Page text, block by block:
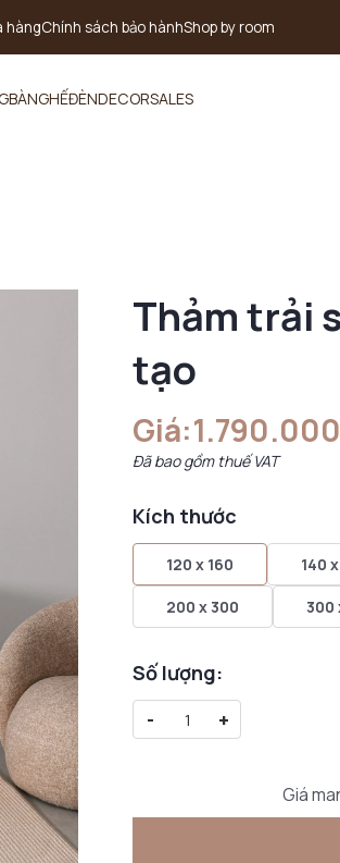
hàngChính sách bảo hànhShop by room
BÀNGHẾĐÈNDECORSALES
Thảm trải
tạo
Giá:
Đã bao gồm thuế VAT
Kích thước
120 x 160 140
200 x 300 300
Số lượng:
-
+
Giá